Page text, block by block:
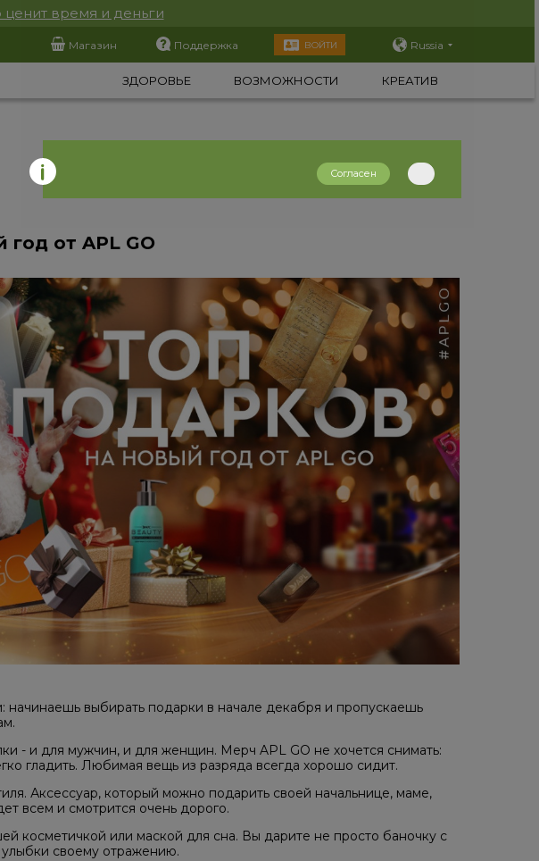
время и деньги
Магазин Поддержка ВОЙТИ Russia
ЗДОРОВЬЕ ВОЗМОЖНОСТИ КРЕАТИВ
от APL GO
выбирать подарки в начале декабря и пропускаешь
- и для мужчин, и для женщин. Мерч APL GO не хочется снимать:
гладить. Любимая вещь из разряда всегда хорошо сидит.
Аксессуар, который можно подарить своей начальнице, маме,
всем и смотрится очень дорого.
косметичкой или маской для сна. Вы дарите не просто баночку с
своему отражению.
Согласен